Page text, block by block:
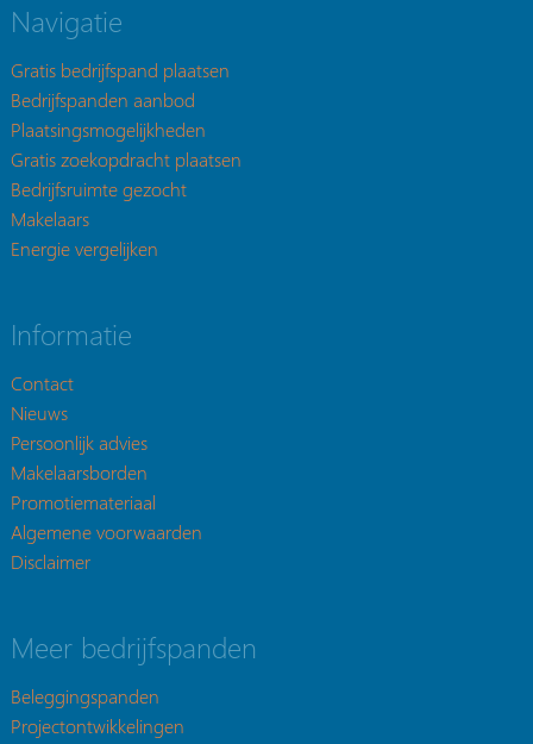
Navigatie
Gratis bedrijfspand plaatsen
Bedrijfspanden aanbod
Plaatsingsmogelijkheden
Gratis zoekopdracht plaatsen
Bedrijfsruimte gezocht
Makelaars
Energie vergelijken
Informatie
Contact
Nieuws
Persoonlijk advies
Makelaarsborden
Promotiemateriaal
Algemene voorwaarden
Disclaimer
Meer bedrijfspanden
Beleggingspanden
Projectontwikkelingen